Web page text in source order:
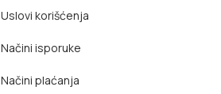
Uslovi korišćenja
Načini isporuke
Načini plaćanja